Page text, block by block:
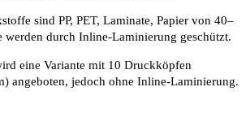
sind PP, PET, Laminate, Papier von 40–
werden durch Inline-Laminierung geschützt.
eine Variante mit 10 Druckköpfen
angeboten, jedoch ohne Inline-Laminierung.